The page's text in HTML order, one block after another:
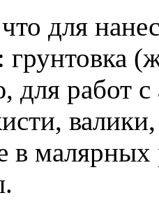
для
для работ
в малярных